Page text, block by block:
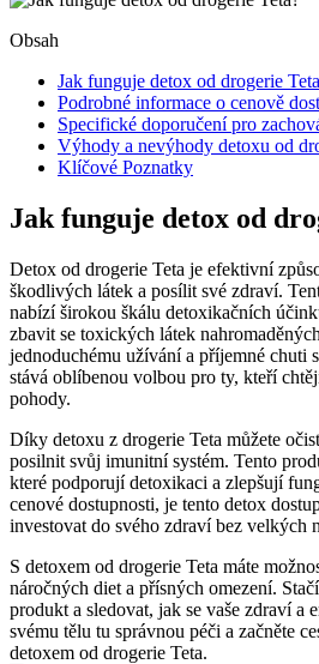
Obsah
Jak funguje detox od drogerie
Podrobné informace o cenově
Specifické doporučení pro
Výhody a nevýhody detoxu od
Klíčové Poznatky
Jak funguje detox od
Detox od drogerie Teta je efektivní
škodlivých látek a posílit své zdraví.
nabízí širokou škálu detoxikačních
zbavit se toxických látek
jednoduchému užívání a příjemné chuti
stává oblíbenou volbou pro ty, kteří
pohody.
Díky detoxu z drogerie Teta můžete
posilnit svůj imunitní systém. Tento
které podporují detoxikaci a zlepšují
cenové dostupnosti, je tento detox
investovat do svého zdraví bez velkých
S detoxem od drogerie Teta máte
náročných diet a přísných omezení.
produkt a sledovat, jak se vaše zdraví a
svému tělu tu správnou péči a začněte
detoxem od drogerie Teta.